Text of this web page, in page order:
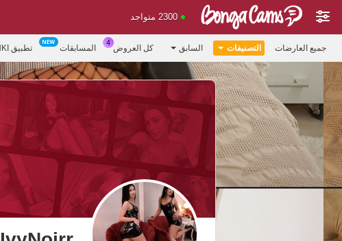
2300 متواجد
جميع العارضات التصنيفات السابق كل العروض المسابقات تطبيق VIDEO-DEVOCHKI